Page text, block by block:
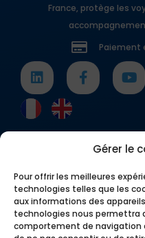
Gérer le
Pour offrir les meilleures
technologies telles que les
aux informations des
technologies nous permettra
comportement de navigation
France, protège les
Paiement